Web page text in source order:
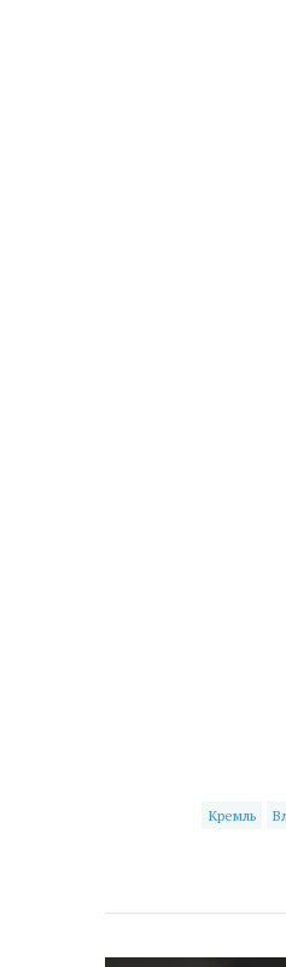
Кремль